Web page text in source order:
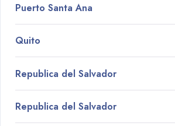
Puerto Santa Ana
Quito
Republica del Salvador
Republica del Salvador